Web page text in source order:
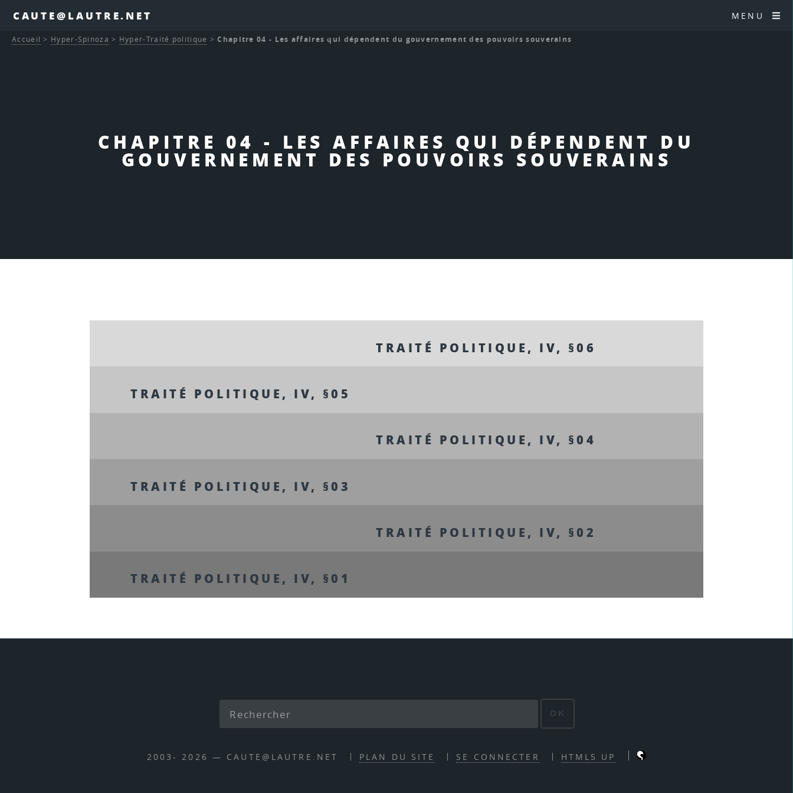
CAUTE@LAUTRE.NET MENU
CHAPITRE 04 - LES AFFAIRES QUI DÉPENDENT DU
GOUVERNEMENT DES POUVOIRS SOUVERAINS
Accueil > Hyper-Spinoza > Hyper-Traité politique >Chapitre 04 - Les affaires qui dépendent du gouvernement des pouvoirs souverains
TRAITÉ POLITIQUE, IV, §06
TRAITÉ POLITIQUE, IV, §05
TRAITÉ POLITIQUE, IV, §04
TRAITÉ POLITIQUE, IV, §03
TRAITÉ POLITIQUE, IV, §02
TRAITÉ POLITIQUE, IV, §01
OK
2003- 2026 — CAUTE@LAUTRE.NET PLAN DU SITE SE CONNECTER HTML5 UP